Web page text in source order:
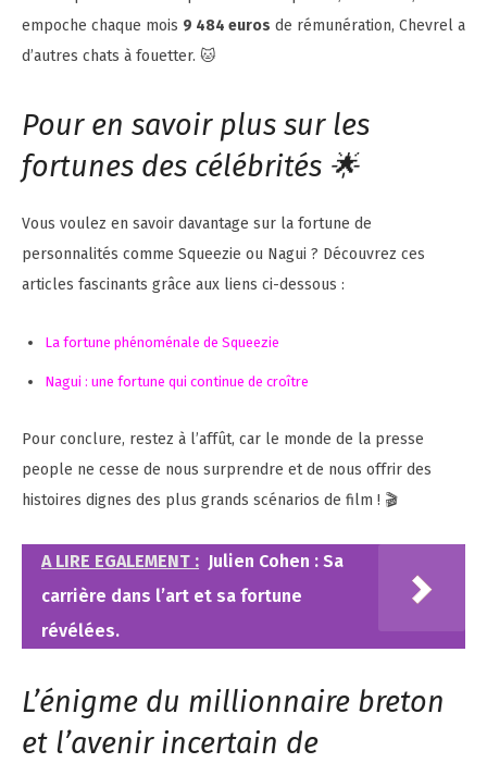
empoche chaque mois 9 484 euros de rémunération, Chevrel a
d’autres chats à fouetter. 🐱
Pour en savoir plus sur les
fortunes des célébrités 🌟
Vous voulez en savoir davantage sur la fortune de
personnalités comme Squeezie ou Nagui ? Découvrez ces
articles fascinants grâce aux liens ci-dessous :
La fortune phénoménale de Squeezie
Nagui : une fortune qui continue de croître
Pour conclure, restez à l’affût, car le monde de la presse
people ne cesse de nous surprendre et de nous offrir des
histoires dignes des plus grands scénarios de film ! 🎬
A LIRE EGALEMENT : Julien Cohen : Sa
carrière dans l’art et sa fortune
révélées.
L’énigme du millionnaire breton
et l’avenir incertain de